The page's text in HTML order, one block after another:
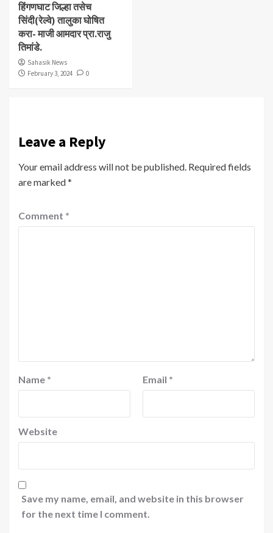
हिंगणघाट जिल्हा तसेच
सिंदी(रेल्वे) तालुका घोषित
करा- माजी आमदार प्रा.राजु
तिमांडे.
Sahasik News
February 3, 2024
0
Leave a Reply
Your email address will not be published. Required fields
are marked*
Comment *
Name * Email *
Website
Save my name, email, and website in this browser
for the next time I comment.